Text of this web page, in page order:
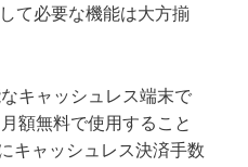
て必要な機能は大方揃
キャッシュレス端末で
額無料で使用すること
キャッシュレス決済手数